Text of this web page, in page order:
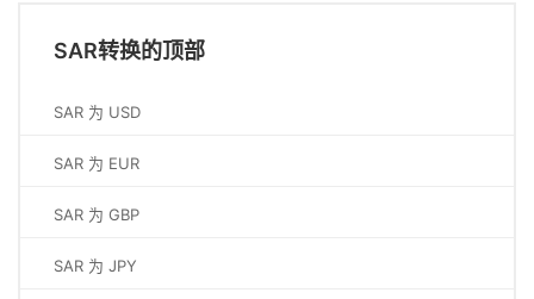
SAR转换的顶部
SAR 为 USD
SAR 为 EUR
SAR 为 GBP
SAR 为 JPY